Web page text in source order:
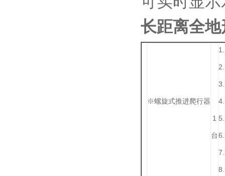
长距离全
※螺旋式推进爬行器
1
台